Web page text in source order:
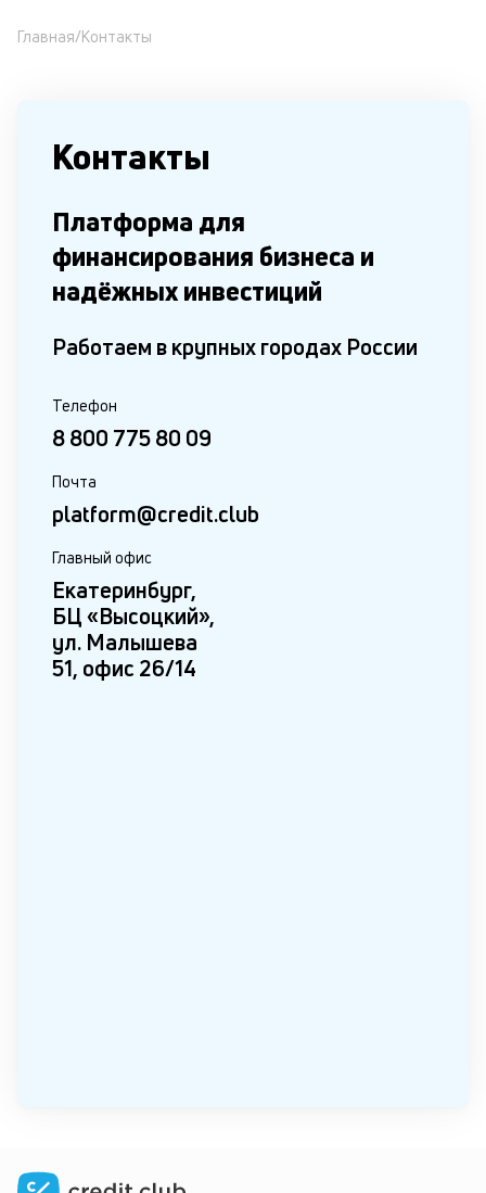
Главная/Контакты
Контакты
Платформа для
финансирования бизнеса и
надёжных инвестиций
Работаем в крупных городах России
Телефон
8 800 775 80 09
Почта
platform@credit.club
Главный офис
Екатеринбург,
БЦ «Высоцкий»,
ул. Малышева
51, офис 26/14